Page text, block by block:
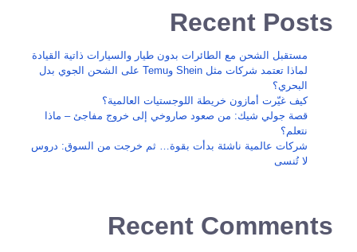
Recent Posts
مستقبل الشحن مع الطائرات بدون طيار والسيارات ذاتية القيادة
لماذا تعتمد شركات مثل Shein وTemu على الشحن الجوي بدل
البحري؟
كيف غيّرت أمازون خريطة اللوجستيات العالمية؟
قصة جولي شيك: من صعود صاروخي إلى خروج مفاجئ – ماذا
نتعلم؟
شركات عالمية ناشئة بدأت بقوة… ثم خرجت من السوق: دروس
لا تُنسى
Recent Comments